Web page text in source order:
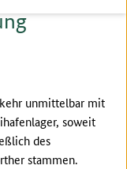
unmittelbar mit
soweit
des
stammen.